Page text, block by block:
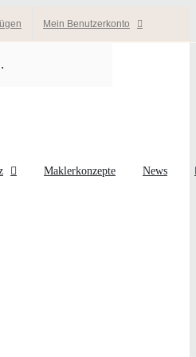
Mein Benutzerkonto
Maklerkonzepte News